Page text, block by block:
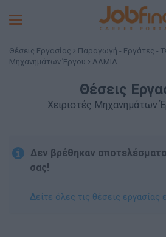
Toggle
Θέσεις Εργασίας Παραγωγή - Εργάτες -
Μηχανημάτων Έργου
ΛΑΜΙΑ
Θέσεις
Χειριστές Μηχανημάτων
Δεν βρέθηκαν
σας!
Δείτε όλες τις θέσεις εργασίας